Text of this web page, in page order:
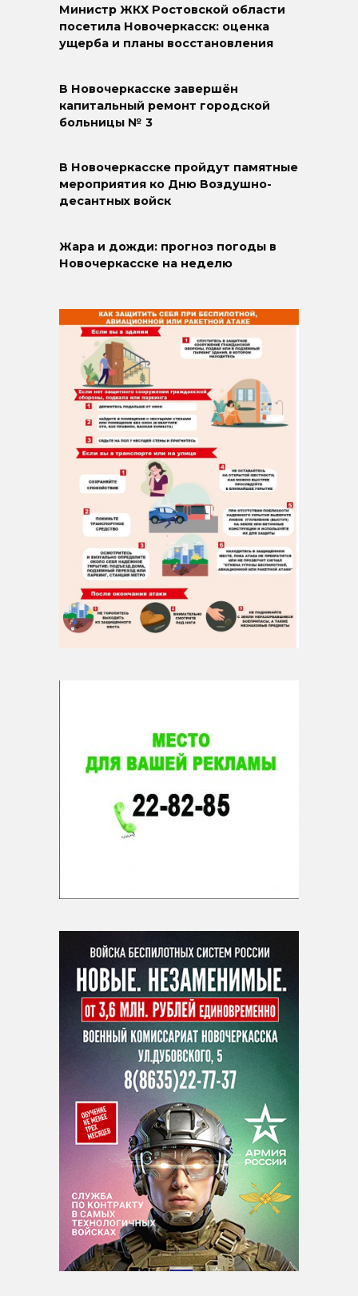
Министр ЖКХ Ростовской области
посетила Новочеркасск: оценка
ущерба и планы восстановления
В Новочеркасске завершён
капитальный ремонт городской
больницы № 3
В Новочеркасске пройдут памятные
мероприятия ко Дню Воздушно-
десантных войск
Жара и дожди: прогноз погоды в
Новочеркасске на неделю